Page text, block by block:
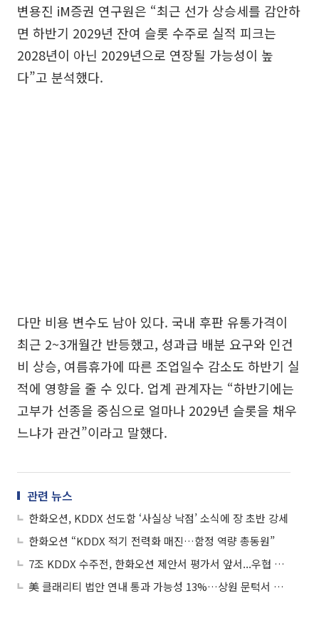
변용진 iM증권 연구원은 “최근 선가 상승세를 감안하
면 하반기 2029년 잔여 슬롯 수주로 실적 피크는
2028년이 아닌 2029년으로 연장될 가능성이 높
다”고 분석했다.
다만 비용 변수도 남아 있다. 국내 후판 유통가격이
최근 2~3개월간 반등했고, 성과급 배분 요구와 인건
비 상승, 여름휴가에 따른 조업일수 감소도 하반기 실
적에 영향을 줄 수 있다. 업계 관계자는 “하반기에는
고부가 선종을 중심으로 얼마나 2029년 슬롯을 채우
느냐가 관건”이라고 말했다.
관련 뉴스
한화오션, KDDX 선도함 ‘사실상 낙점’ 소식에 장 초반 강세
한화오션 “KDDX 적기 전력화 매진…함정 역량 총동원”
7조 KDDX 수주전, 한화오션 제안서 평가서 앞서...우협 선정 유력
美 클래리티 법안 연내 통과 가능성 13%…상원 문턱서 제동